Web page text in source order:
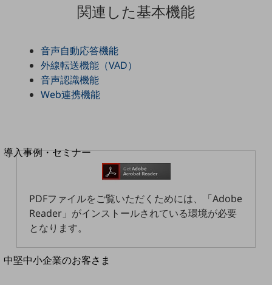
回線・ネットワーク
お手続き
導入事例・セミナー
セミナー
開催・出展する各種セミナー、イベント情報をご紹介します
中堅中小企業のお客さま
関連した基本機能
音声自動応答機能
外線転送機能（VAD）
音声認識機能
Web連携機能
PDFファイルをご覧いただくためには、「Adobe
Reader」がインストールされている環境が必要
となります。